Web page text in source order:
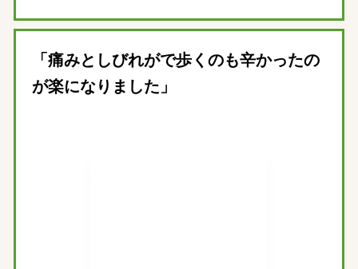
「痛みとしびれがで歩くのも辛かったの
が楽になりました」